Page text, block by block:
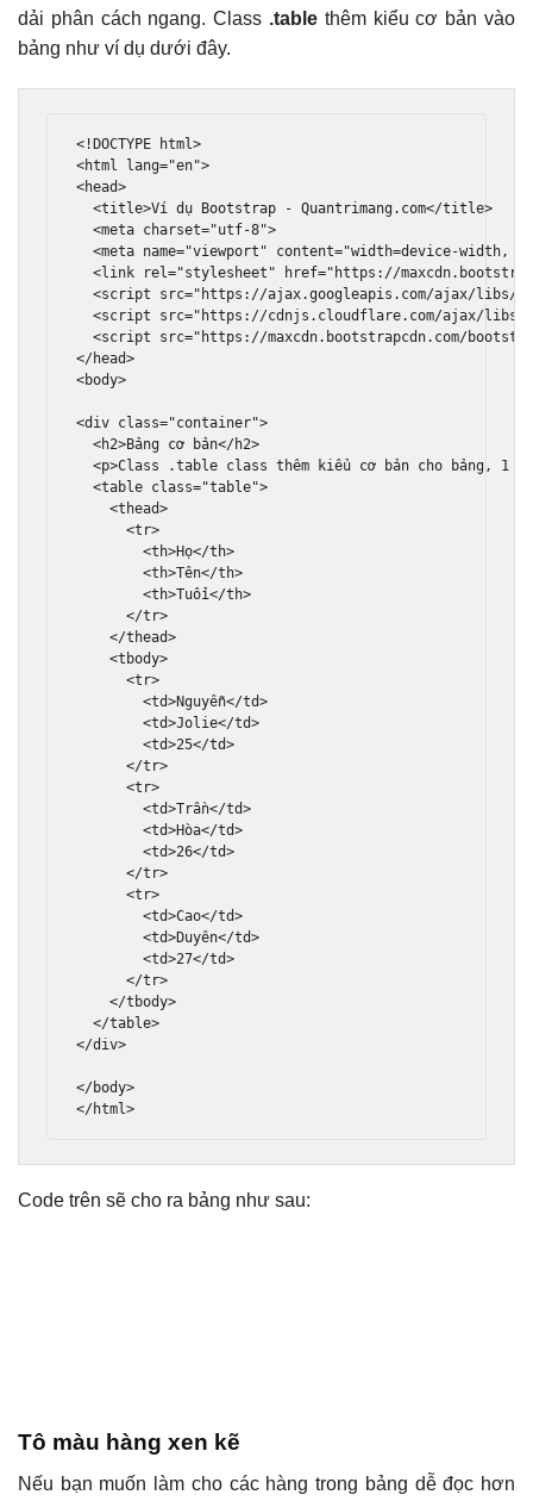
dải phân cách ngang. Class .table thêm kiểu cơ bản vào
bảng như ví dụ dưới đây.
<!DOCTYPE html>
<html
lang="en">
<head>
<title>Ví dụ Bootstrap - Quantrimang.com</title>
<meta charset="utf-8">
<meta name="viewport" content="width=device-width,
<link
rel="stylesheet" href="https://
<script
src="https://ajax.googleapis.com/ajax/libs/
<script
src="https://cdnjs.cloudflare.com/ajax/libs/
<script
src="https://maxcdn.bootstrapcdn.com/
</head>
<body>
<div class="container">
<h2>Bảng cơ bản</h2>
<p>Class .table class thêm kiểu cơ bản cho bảng, 1
<table class="table">
<thead>
<tr>
<th>Họ</th>
<th>Tên</th>
<th>Tuổi</th>
</tr>
</thead>
<tbody>
<tr>
<td>Nguyễn</td>
<td>Jolie</td>
<td>25</td>
</tr>
<tr>
<td>Trần</td>
<td>Hòa</td>
<td>26</td>
</tr>
<tr>
<td>Cao</td>
<td>Duyên</td>
<td>27</td>
</tr>
</tbody>
</table>
</div>
</body>
</html>
Code trên sẽ cho ra bảng như sau:
Tô màu hàng xen kẽ
Nếu bạn muốn làm cho các hàng trong bảng dễ đọc hơn